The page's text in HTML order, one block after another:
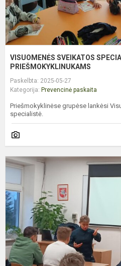
VISUOMENĖS SVEIKATOS
PRIEŠMOKYKLINUKAMS
Paskelbta: 2025-05-27
Kategorija: Prevencinė paskaita
Priešmokyklinėse grupėse lankėsi
specialistė.